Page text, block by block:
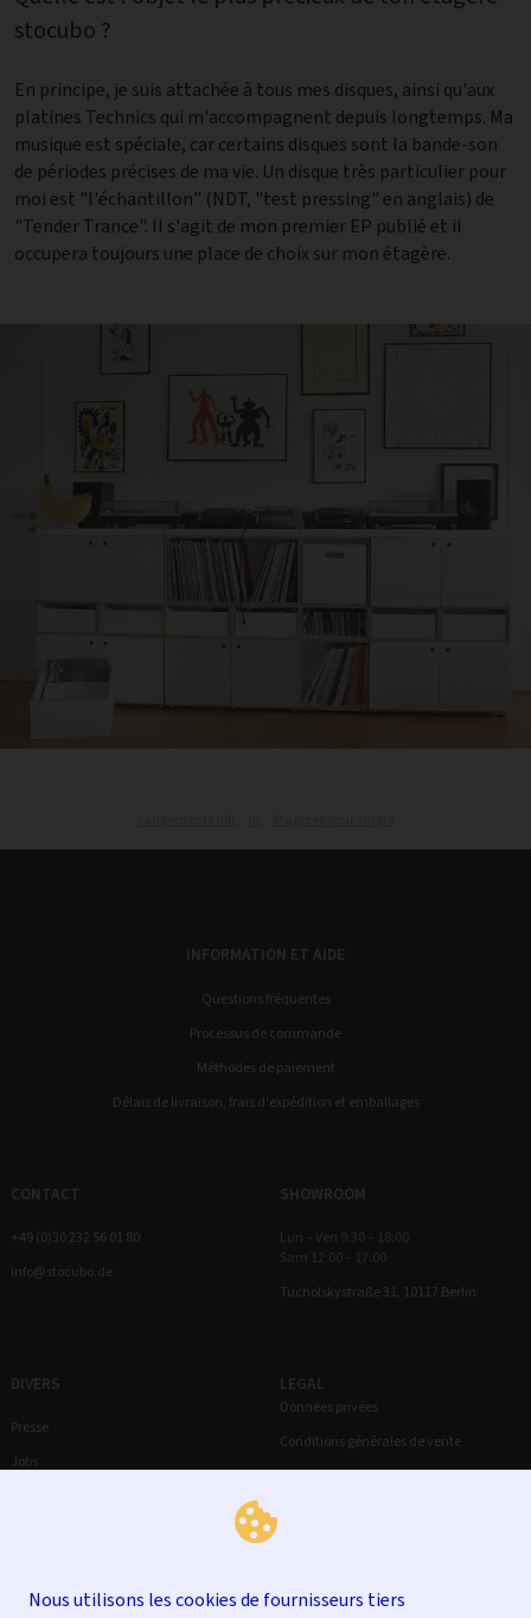
Nous utilisons les cookies de fournisseurs tiers
stocubo ?
En principe, je suis attachée à tous mes disques, ainsi qu'aux
platines Technics qui m'accompagnent depuis longtemps. Ma
musique est spéciale, car certains disques sont la bande-son
de périodes précises de ma vie. Un disque très particulier pour
moi est "l'échantillon" (NDT, "test pressing" en anglais) de
"Tender Trance". Il s'agit de mon premier EP publié et il
occupera toujours une place de choix sur mon étagère.
INFORMATION ET AIDE
Questions fréquentes
Processus de commande
Méthodes de paiement
Délais de livraison, frais d'expédition et emballages
CONTACT
+49 (0)30 232 56 01 80
info@stocubo.de
SHOWROOM
Lun – Ven 9:30 – 18:00
Sam 12:00 – 17:00
Tucholskystraße 31, 10117 Berlin
DIVERS
Presse
Jobs
LEGAL
Données privées
Conditions générales de vente
Droit de rétractation